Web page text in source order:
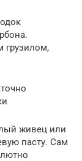
грузилом,
живец или
пасту. Сам